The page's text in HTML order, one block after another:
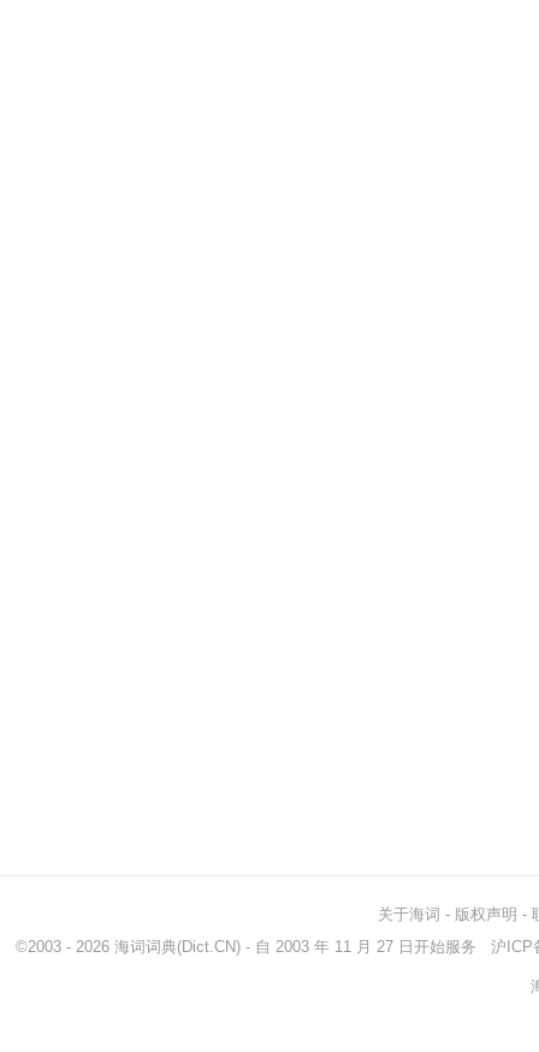
关于海词 - 版权声明 -
©2003 - 2026 海词词典(Dict.CN) - 自 2003 年 11 月 27 日开始服务 沪ICP